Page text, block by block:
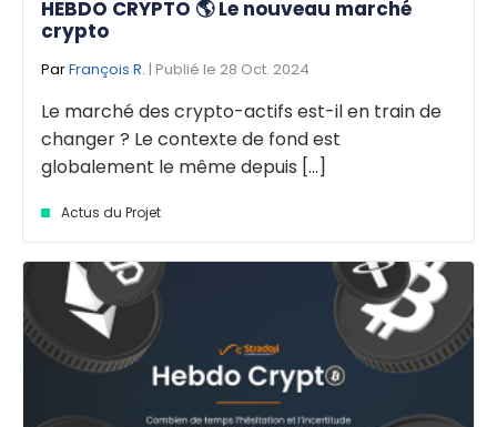
HEBDO CRYPTO 🌎 Le nouveau marché
crypto
ParFrançois R. | Publié le 28 Oct. 2024
Le marché des crypto-actifs est-il en train de
changer ? Le contexte de fond est
globalement le même depuis [...]
Actus du Projet